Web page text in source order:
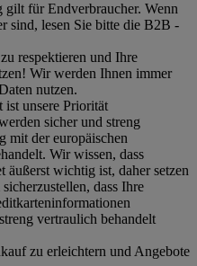
gilt für Endverbraucher. Wenn
sind, lesen Sie bitte die B2B -
respektieren und Ihre
Wir werden Ihnen immer
nutzen.
unsere Priorität
sicher und streng
mit der europäischen
Wir wissen, dass
äußerst wichtig ist, daher setzen
dass Ihre
vertraulich behandelt
zu erleichtern und Angebote